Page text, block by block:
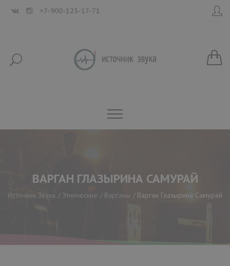
+7-900-123-17-71
ВАРГАН ГЛАЗЫРИНА САМУРАЙ
Источник Звука Этнические Варганы Варган Глазырина Самурай